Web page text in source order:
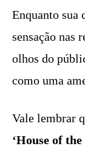
Enquanto sua
sensação nas
olhos do
como uma
Vale lembrar
‘House of the